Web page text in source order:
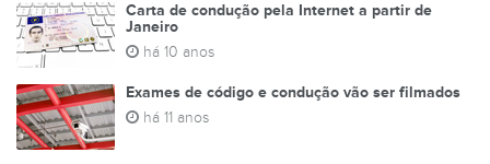
Carta de condução pela Internet a partir de
Janeiro
há 10 anos
Exames de código e condução vão ser filmados
há 11 anos